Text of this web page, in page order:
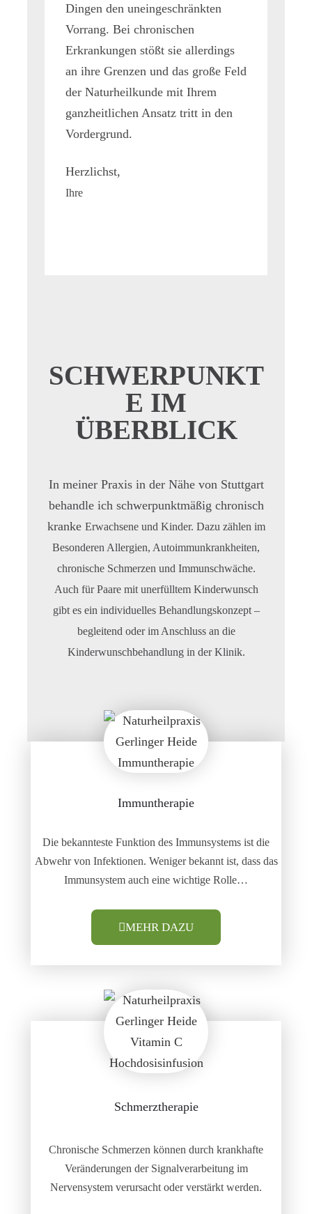
Dingen den uneingeschränkten
Vorrang. Bei chronischen
Erkrankungen stößt sie allerdings
an ihre Grenzen und das große Feld
der Naturheilkunde mit Ihrem
ganzheitlichen Ansatz tritt in den
Vordergrund.
Herzlichst,
Ihre
SCHWERPUNKT
E IM
ÜBERBLICK
In meiner Praxis in der Nähe von Stuttgart
behandle ich schwerpunktmäßig chronisch
kranke Erwachseneund Kinder. Dazu zählen im
Besonderen Allergien, Autoimmunkrankheiten,
chronische Schmerzen und Immunschwäche.
Auch für Paare mit unerfülltem Kinderwunsch
gibt es ein individuelles Behandlungskonzept –
begleitend oder im Anschluss an die
Kinderwunschbehandlung in der Klinik.
Immuntherapie
Die bekannteste Funktion des Immunsystems ist die
Abwehr von Infektionen. Weniger bekannt ist, dass das
Immunsystem auch eine wichtige Rolle…
MEHR DAZU
Schmerztherapie
Chronische Schmerzen können durch krankhafte
Veränderungen der Signalverarbeitung im
Nervensystem verursacht oder verstärkt werden.